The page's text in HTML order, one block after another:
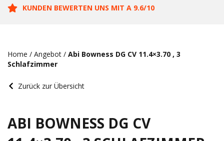
KUNDEN BEWERTEN UNS MIT A 9.6/10
Home / Angebot / Abi Bowness DG CV 11.4×3.70 , 3
Schlafzimmer
Zurück zur Übersicht
ABI BOWNESS DG CV